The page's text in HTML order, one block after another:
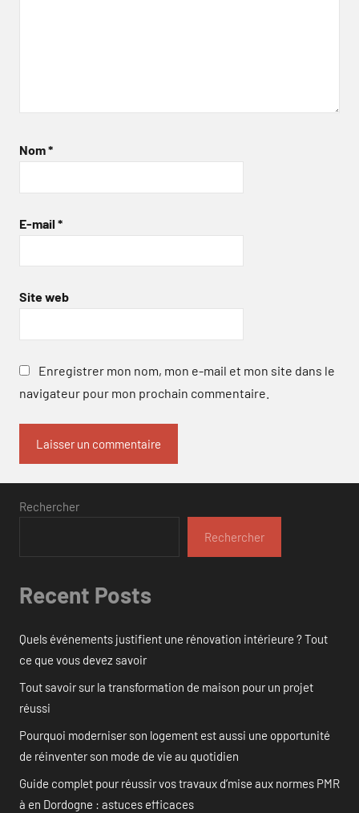
Nom*
E-mail *
Site web
Enregistrer mon nom, mon e-mail et mon site dans le
navigateur pour mon prochain commentaire.
Rechercher
Rechercher
Recent Posts
Quels événements justifient une rénovation intérieure ? Tout
ce que vous devez savoir
Tout savoir sur la transformation de maison pour un projet
réussi
Pourquoi moderniser son logement est aussi une opportunité
de réinventer son mode de vie au quotidien
Guide complet pour réussir vos travaux d’mise aux normes PMR
à en Dordogne : astuces efficaces